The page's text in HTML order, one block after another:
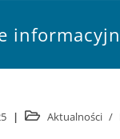
Aktualności /